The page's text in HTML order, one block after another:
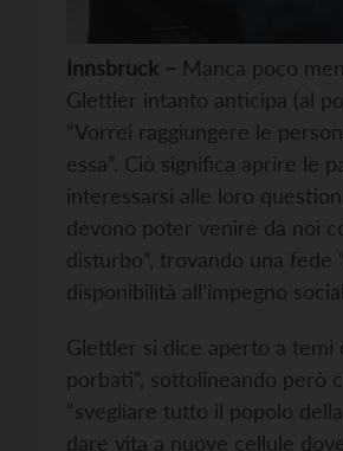
Innsbruck – Manca poco
Glettler intanto anticipa (al
“Vorrei raggiungere le
essa”. Ciò significa aprire le
interessarsi alle loro
devono poter venire da noi
disturbo”, trovando una fede
disponibilità all’impegno
Glettler si dice aperto a temi
porbati”, sottolineando però
“svegliare tutto il popolo
dare vita a nuove cellule